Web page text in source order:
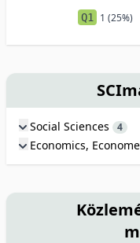
Q1 1 (25%)
Social Sciences 4
Economics,